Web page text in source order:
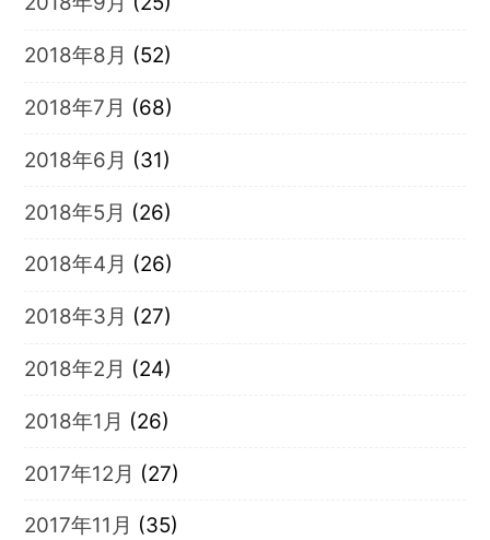
2018年8月 (52)
2018年7月 (68)
2018年6月 (31)
2018年5月 (26)
2018年4月 (26)
2018年3月 (27)
2018年2月 (24)
2018年1月 (26)
2017年12月 (27)
2017年11月 (35)